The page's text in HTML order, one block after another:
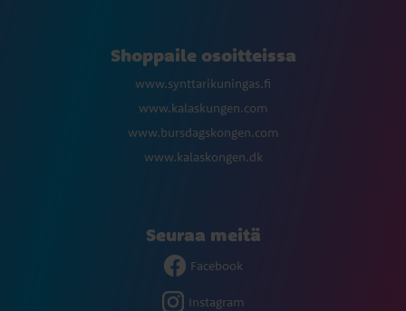
Shoppaile osoitteissa
www.synttarikuningas.fi
www.kalaskungen.com
www.bursdagskongen.com
www.kalaskongen.dk
Seuraa meitä
Facebook
Instagram